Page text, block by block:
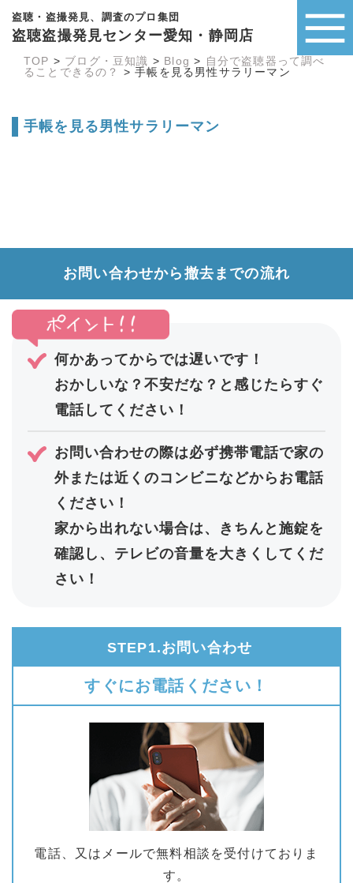
盗聴・盗撮発見、調査のプロ集団
盗聴盗撮発見センター愛知・静岡店
TOP > ブログ・豆知識 > Blog > 自分で盗聴器って調べ
ることできるの？
>手帳を見る男性サラリーマン
手帳を見る男性サラリーマン
お問い合わせから撤去までの流れ
何かあってからでは遅いです！
おかしいな？不安だな？と感じたらすぐ
電話してください！
お問い合わせの際は必ず携帯電話で家の
外または近くのコンビニなどからお電話
ください！
家から出れない場合は、きちんと施錠を
確認し、テレビの音量を大きくしてくだ
さい！
STEP1.お問い合わせ
すぐにお電話ください！
電話、又はメールで無料相談を受付けておりま
す。